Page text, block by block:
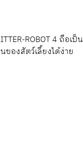
ROBOT 4 ถือเป็น
องสัตว์เลี้ยงได้ง่าย